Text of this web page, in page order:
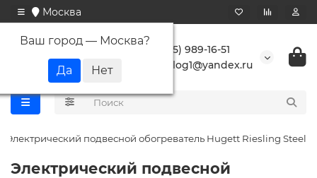
Москва
Ваш город — Москва?
+7 (495) 989-16-51
buranlog1@yandex.ru
Электрический подвесной обогреватель Hugett Riesling Steel
Электрический подвесной